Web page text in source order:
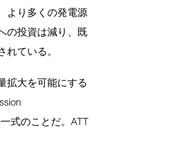
より多くの発電源
の投資は減り、既
ている。
拡大を可能にする
式のことだ。ATT